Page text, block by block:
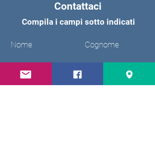
Contattaci
Compila i campi sotto indicati
Nome Cognome